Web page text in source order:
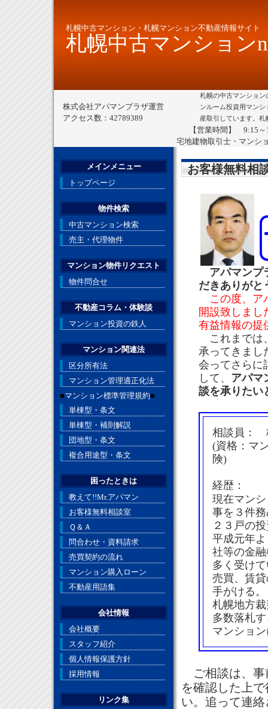
札幌中古マンション・札幌マンション不動産情報サイト
札幌中古マンション
株式会社アパマンプラザ運営
アクセス数：42789389
札幌の中古マンショ
ンルーム投資用マン
産取引しています。
【営業時間】 9:15
宅地建物取引士・マンシ
お客様無料相
アパマン
だきありがと
この度、ア
開設致しまし
有益情報の提
これまでは
承ってきまし
会ってさらに
して、 アパマ
談を承りたい
相談員：
(資格：マ
険)
経歴：
現在マン
事を３件
２３戸の
平成元年
社等の金
多く受け
売買、賃
手がける。
札幌地方
多数落札
マンショ
ご相談は、事
を確認した上
い。追って連
メインメニュー
トップページ
物件検索
中古マンション検索
売主・代理物件
マンション物件リクエスト
物件問合せ
不動産コラム・体験談
マンション投資の鉄人
マンション関連法
区分所有法
マンション管理適正化法
■マンション標準管理規約■
単棟型・条文
単棟型・補則解説
団地型・条文
複合用途型・条文
困ったときは
教えて!!Mr.アパマン
お客様無料相談室
Ｑ＆Ａ
問合わせ・資料請求
売買契約の流れ
マンション購入ローン
不動産用語集
会社情報
会社概要
スタッフ紹介
個人情報保護方針
採用情報
リンク集